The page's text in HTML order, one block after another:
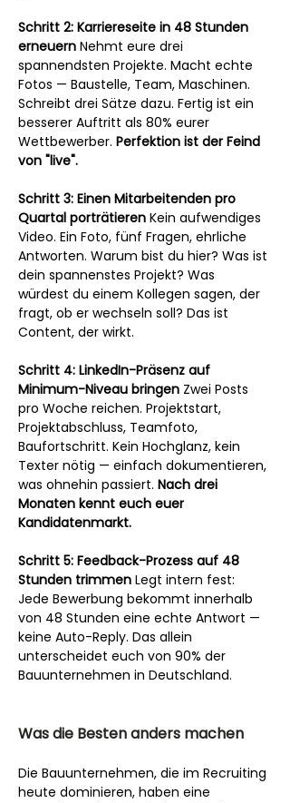
Schritt 2: Karriereseite in 48 Stunden
erneuern Nehmt eure drei
spannendsten Projekte. Macht echte
Fotos — Baustelle, Team, Maschinen.
Schreibt drei Sätze dazu. Fertig ist ein
besserer Auftritt als 80% eurer
Wettbewerber. Perfektion ist der Feind
von "live".
Schritt 3: Einen Mitarbeitenden pro
Quartal porträtieren Kein aufwendiges
Video. Ein Foto, fünf Fragen, ehrliche
Antworten. Warum bist du hier? Was ist
dein spannenstes Projekt? Was
würdest du einem Kollegen sagen, der
fragt, ob er wechseln soll? Das ist
Content, der wirkt.
Schritt 4: LinkedIn-Präsenz auf
Minimum-Niveau bringen Zwei Posts
pro Woche reichen. Projektstart,
Projektabschluss, Teamfoto,
Baufortschritt. Kein Hochglanz, kein
Texter nötig — einfach dokumentieren,
was ohnehin passiert. Nach drei
Monaten kennt euch euer
Kandidatenmarkt.
Schritt 5: Feedback-Prozess auf 48
Stunden trimmen Legt intern fest:
Jede Bewerbung bekommt innerhalb
von 48 Stunden eine echte Antwort —
keine Auto-Reply. Das allein
unterscheidet euch von 90% der
Bauunternehmen in Deutschland.
Was die Besten anders machen
Die Bauunternehmen, die im Recruiting
heute dominieren, haben eine